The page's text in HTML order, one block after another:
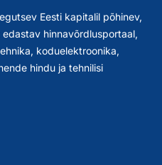
Eesti kapitalil põhinev,
hinnavõrdlusportaal,
koduelektroonika,
hindu ja tehnilisi